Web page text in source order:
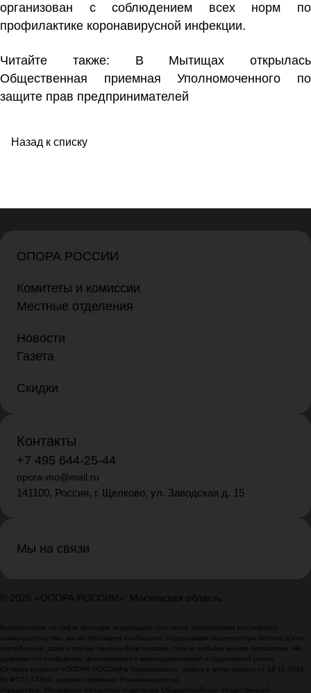
организован с соблюдением всех норм по
профилактике коронавирусной инфекции.
Читайте также: В Мытищах открылась
Общественная приемная Уполномоченного по
защите прав предпринимателей
Назад к списку
ОПОРА РОССИИ
Комитеты и комиссии
Местные отделения
Новости
Газета
Скидки
Контакты
+7 495 644-25-44
opora-mo@mail.ru
141100, Россия, г. Щелково, ул. Заводская д. 15
Мы на связи
© 2026 «ОПОРА РОССИИ»: Московская область
Комментарии на сайте проходят модерацию. Согласно требованиям российского
законодательства, мы не публикуем сообщения, содержащие нецензурную лексику и/или
оскорбления, даже в случае замены букв точками, тире и любыми иными символами. Не
допускаются сообщения, призывающие к межнациональной и социальной розни.
Сетевое издание «ОПОРА РОССИИ в Подмосковье», запись о регистрации от 19.11.2018
№ ФС77-74363, зарегистрировано Роскомнадзором.
Учредитель: Московское областное отделение Общероссийской общественной